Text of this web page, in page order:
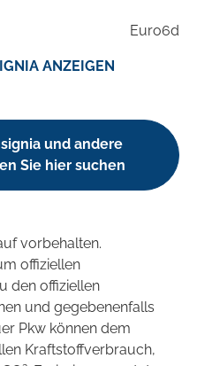
Euro6d
ANZEIGEN
und andere
Sie hier suchen
vorbehalten.
offiziellen
den offiziellen
und gegebenenfalls
Pkw können dem
Kraftstoffverbrauch,